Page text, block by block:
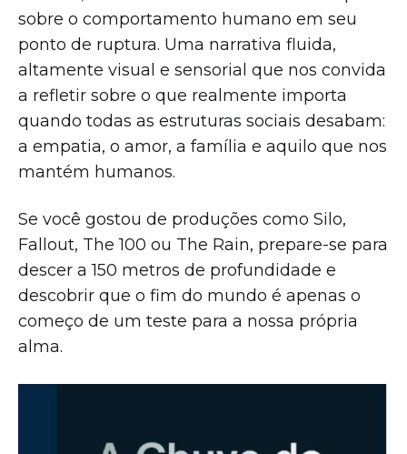
sobre o comportamento humano em seu
ponto de ruptura. Uma narrativa fluida,
altamente visual e sensorial que nos convida
a refletir sobre o que realmente importa
quando todas as estruturas sociais desabam:
a empatia, o amor, a família e aquilo que nos
mantém humanos.
Se você gostou de produções como Silo,
Fallout, The 100 ou The Rain, prepare-se para
descer a 150 metros de profundidade e
descobrir que o fim do mundo é apenas o
começo de um teste para a nossa própria
alma.